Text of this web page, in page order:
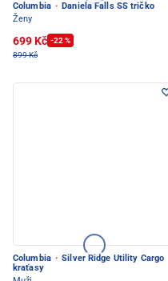
Columbia · Daniela Falls SS tričko
Ženy
699 Kč -22 %
899 Kč
Columbia · Silver Ridge Utility Cargo
kraťasy